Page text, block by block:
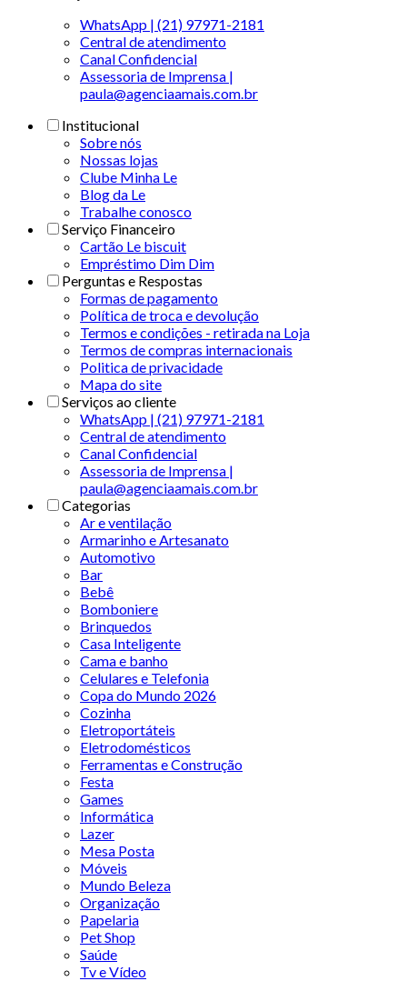
WhatsApp | (21) 97971-2181
Central de atendimento
Canal Confidencial
Assessoria de Imprensa |
paula@agenciaamais.com.br
Institucional
Sobre nós
Nossas lojas
Clube Minha Le
Blog da Le
Trabalhe conosco
Serviço Financeiro
Cartão Le biscuit
Empréstimo Dim Dim
Perguntas e Respostas
Formas de pagamento
Política de troca e devolução
Termos e condições - retirada na Loja
Termos de compras internacionais
Politica de privacidade
Mapa do site
Serviços ao cliente
WhatsApp | (21) 97971-2181
Central de atendimento
Canal Confidencial
Assessoria de Imprensa |
paula@agenciaamais.com.br
Categorias
Ar e ventilação
Armarinho e Artesanato
Automotivo
Bar
Bebê
Bomboniere
Brinquedos
Casa Inteligente
Cama e banho
Celulares e Telefonia
Copa do Mundo 2026
Cozinha
Eletroportáteis
Eletrodomésticos
Ferramentas e Construção
Festa
Games
Informática
Lazer
Mesa Posta
Móveis
Mundo Beleza
Organização
Papelaria
Pet Shop
Saúde
Tv e Vídeo